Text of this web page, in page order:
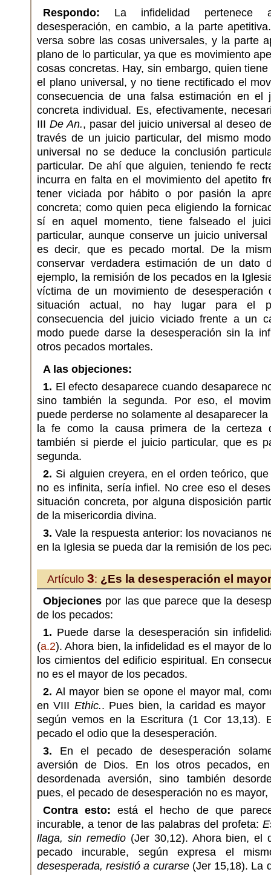
Respondo: La infidelidad pertenece
desesperación, en cambio, a la parte
versa sobre las cosas universales, y la parte
plano de lo particular, ya que es movimiento
cosas concretas. Hay, sin embargo, quien
el plano universal, y no tiene rectificado el
consecuencia de una falsa estimación en el
concreta individual. Es, efectivamente,
III De An., pasar del juicio universal al deseo
través de un juicio particular, del mismo
universal no se deduce la conclusión
particular. De ahí que alguien, teniendo fe
incurra en falta en el movimiento del apetito
tener viciada por hábito o por pasión la
concreta; como quien peca eligiendo la
sí en aquel momento, tiene falseado el
particular, aunque conserve un juicio
es decir, que es pecado mortal. De la
conservar verdadera estimación de un dato
ejemplo, la remisión de los pecados en la
víctima de un movimiento de
situación actual, no hay lugar para el
consecuencia del juicio viciado frente a un
modo puede darse la desesperación sin la
otros pecados mortales.
A las objeciones:
1. El efecto desaparece cuando desaparece
sino también la segunda. Por eso, el
puede perderse no solamente al desaparecer
la fe como la causa primera de la certeza
también si pierde el juicio particular, que es
segunda.
2. Si alguien creyera, en el orden teórico,
no es infinita, sería infiel. No cree eso el
situación concreta, por alguna disposición
de la misericordia divina.
3. Vale la respuesta anterior: los novacianos
en la Iglesia se pueda dar la remisión de los
Artículo 3: ¿Es la desesperación el
Objeciones por las que parece que la
de los pecados:
1. Puede darse la desesperación sin
(a.2). Ahora bien, la infidelidad es el mayor de
los cimientos del edificio espiritual. En
no es el mayor de los pecados.
2. Al mayor bien se opone el mayor mal,
en VIII Ethic.. Pues bien, la caridad es mayor
según vemos en la Escritura (1 Cor 13,13).
pecado el odio que la desesperación.
3. En el pecado de desesperación
aversión de Dios. En los otros pecados,
desordenada aversión, sino también
pues, el pecado de desesperación no es
Contra esto: está el hecho de que
incurable, a tenor de las palabras del profeta:
llaga, sin remedio(Jer 30,12). Ahora bien, el
pecado incurable, según expresa el
desesperada, resistió a curarse(Jer 15,18). La